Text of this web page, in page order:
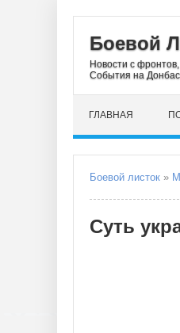
Боевой
Новости с
События на
ГЛАВНАЯ
Боевой листок »
Суть